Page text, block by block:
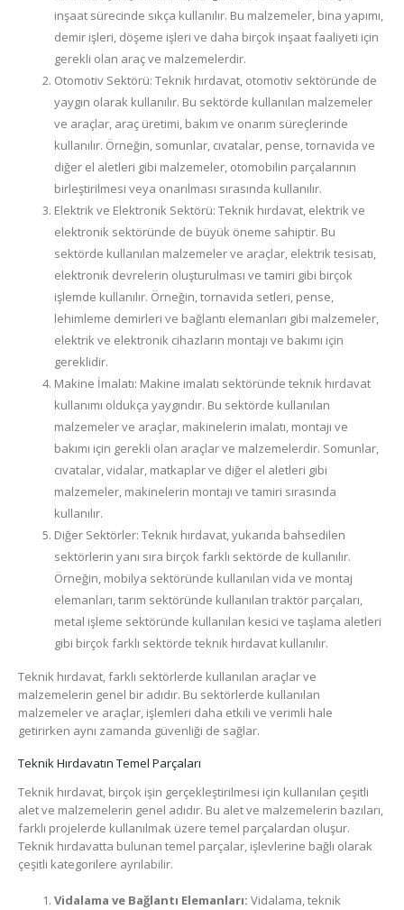
inşaat sürecinde sıkça kullanılır. Bu malzemeler, bina yapımı,
demir işleri, döşeme işleri ve daha birçok inşaat faaliyeti için
gerekli olan araç ve malzemelerdir.
Otomotiv Sektörü: Teknik hırdavat, otomotiv sektöründe de
yaygın olarak kullanılır. Bu sektörde kullanılan malzemeler
ve araçlar, araç üretimi, bakım ve onarım süreçlerinde
kullanılır. Örneğin, somunlar, cıvatalar, pense, tornavida ve
diğer el aletleri gibi malzemeler, otomobilin parçalarının
birleştirilmesi veya onarılması sırasında kullanılır.
Elektrik ve Elektronik Sektörü: Teknik hırdavat, elektrik ve
elektronik sektöründe de büyük öneme sahiptir. Bu
sektörde kullanılan malzemeler ve araçlar, elektrik tesisatı,
elektronik devrelerin oluşturulması ve tamiri gibi birçok
işlemde kullanılır. Örneğin, tornavida setleri, pense,
lehimleme demirleri ve bağlantı elemanları gibi malzemeler,
elektrik ve elektronik cihazların montajı ve bakımı için
gereklidir.
Makine İmalatı: Makine imalatı sektöründe teknik hırdavat
kullanımı oldukça yaygındır. Bu sektörde kullanılan
malzemeler ve araçlar, makinelerin imalatı, montajı ve
bakımı için gerekli olan araçlar ve malzemelerdir. Somunlar,
cıvatalar, vidalar, matkaplar ve diğer el aletleri gibi
malzemeler, makinelerin montajı ve tamiri sırasında
kullanılır.
Diğer Sektörler: Teknik hırdavat, yukarıda bahsedilen
sektörlerin yanı sıra birçok farklı sektörde de kullanılır.
Örneğin, mobilya sektöründe kullanılan vida ve montaj
elemanları, tarım sektöründe kullanılan traktör parçaları,
metal işleme sektöründe kullanılan kesici ve taşlama aletleri
gibi birçok farklı sektörde teknik hırdavat kullanılır.
Teknik hırdavat, farklı sektörlerde kullanılan araçlar ve
malzemelerin genel bir adıdır. Bu sektörlerde kullanılan
malzemeler ve araçlar, işlemleri daha etkili ve verimli hale
getirirken aynı zamanda güvenliği de sağlar.
Teknik Hırdavatın Temel Parçaları
Teknik hırdavat, birçok işin gerçekleştirilmesi için kullanılan çeşitli
alet ve malzemelerin genel adıdır. Bu alet ve malzemelerin bazıları,
farklı projelerde kullanılmak üzere temel parçalardan oluşur.
Teknik hırdavatta bulunan temel parçalar, işlevlerine bağlı olarak
çeşitli kategorilere ayrılabilir.
Vidalama ve Bağlantı Elemanları: Vidalama, teknik